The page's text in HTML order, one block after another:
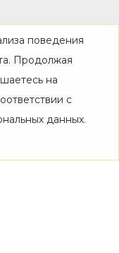
поведения
Продолжая
на
с
данных.